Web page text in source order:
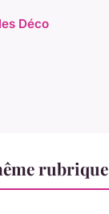
Déco
rubrique